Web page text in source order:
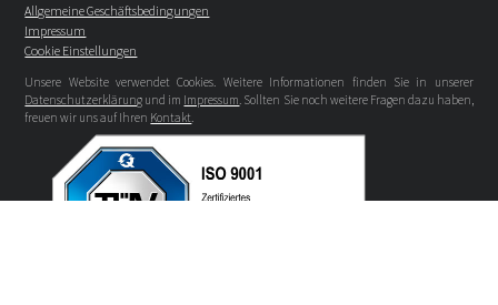
Allgemeine Geschäftsbedingungen
Impressum
Cookie Einstellungen
Unsere Website verwendet Cookies. Weitere Informationen finden Sie in unserer
Datenschutzerklärung und im Impressum. Sollten Sie noch weitere Fragen dazu haben,
freuen wir uns auf Ihren Kontakt.